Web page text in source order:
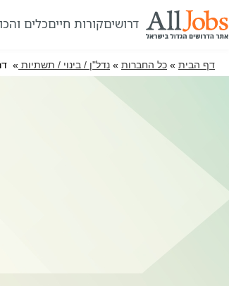
דרושיםקורות חייםכלים
דף הבית » כל החברות » נדל"ן / בינוי / תשתיות »